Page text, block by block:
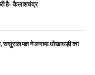
है- कैलाशचंद्र
ससुराल पक्ष ने लगाया धोखाधड़ी का